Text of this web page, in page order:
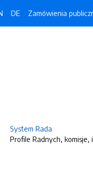
DE Zamówienia
System Rada
Profile Radnych, komisje,